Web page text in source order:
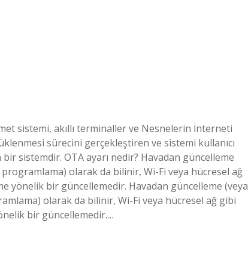
sistemi, akıllı terminaller ve Nesnelerin İnterneti
sürecini gerçekleştiren ve sistemi kullanıcı
sistemdir. OTA ayarı nedir? Havadan güncelleme
olarak da bilinir, Wi-Fi veya hücresel ağ
bir güncellemedir. Havadan güncelleme (veya
olarak da bilinir, Wi-Fi veya hücresel ağ gibi
bir güncellemedir.…